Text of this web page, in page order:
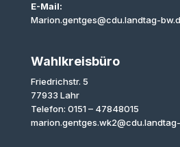
E-Mail:
Marion.gentges@cdu.landtag-
Wahlkreisbüro
Friedrichstr. 5
77933 Lahr
Telefon: 0151 – 47848015